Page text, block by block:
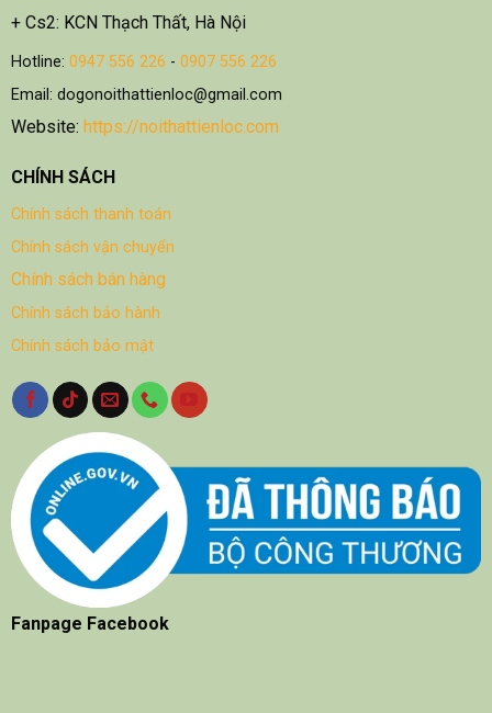
+ Cs2: KCN Thạch Thất, Hà Nội
Hotline: 0947 556 226 - 0907 556 226
Email: dogonoithattienloc@gmail.com
Website: https://noithattienloc.com
CHÍNH SÁCH
Chính sách thanh toán
Chính sách vận chuyển
Chính sách bán hàng
Chính sách bảo hành
Chính sách bảo mật
Fanpage Facebook